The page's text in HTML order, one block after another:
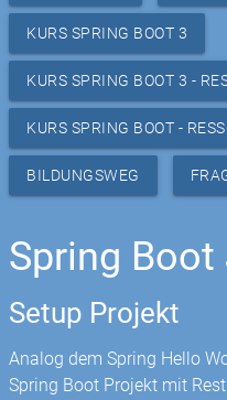
KURS SPRING BOOT 3
KURS SPRING BOOT 3 -
KURS SPRING BOOT -
BILDUNGSWEG
Spring
Setup Projekt
Analog dem Spring Hello
Spring Boot Projekt mit